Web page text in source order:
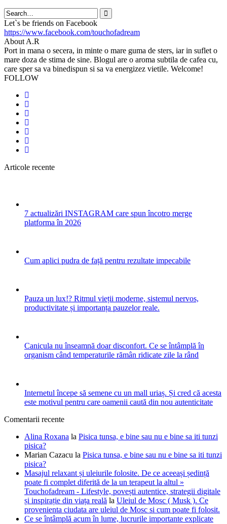
Let`s be friends on Facebook
https://www.facebook.com/touchofadream
About A.R
Port in mana o secera, in minte o mare guma de sters, iar in suflet o
mare doza de stima de sine. Blogul are o aroma subtila de cafea cu,
care sper sa va binedispun si sa va energizez vietile. Welcome!
FOLLOW
Articole recente
7 actualizări INSTAGRAM care spun încotro merge
platforma în 2026
Cum aplici pudra de față pentru rezultate impecabile
Pauza un lux!? Ritmul vieții moderne, sistemul nervos,
productivitate și importanța pauzelor reale.
Canicula nu înseamnă doar disconfort. Ce se întâmplă în
organism când temperaturile rămân ridicate zile la rând
Internetul începe să semene cu un mall uriaș. Și cred că acesta
este motivul pentru care oamenii caută din nou autenticitate
Comentarii recente
Alina Roxana la Pisica tunsa, e bine sau nu e bine sa iti tunzi
pisica?
Marian Cazacu la Pisica tunsa, e bine sau nu e bine sa iti tunzi
pisica?
Masajul relaxant și uleiurile folosite. De ce aceeași ședință
poate fi complet diferită de la un terapeut la altul »
Touchofadream - Lifestyle, povești autentice, strategii digitale
și inspirație din viața reală la Uleiul de Mosc ( Musk ). Ce
provenienta ciudata are uleiul de Mosc si cum poate fi folosit.
Ce se întâmplă acum în lume, lucrurile importante explicate